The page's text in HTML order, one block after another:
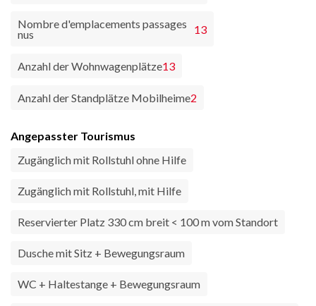
Nombre d'emplacements passages
nus 13
Anzahl der Wohnwagenplätze13
Anzahl der Standplätze Mobilheime2
Angepasster Tourismus
Zugänglich mit Rollstuhl ohne Hilfe
Zugänglich mit Rollstuhl, mit Hilfe
Reservierter Platz 330 cm breit < 100 m vom Standort
Dusche mit Sitz + Bewegungsraum
WC + Haltestange + Bewegungsraum